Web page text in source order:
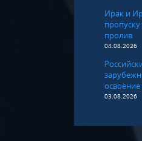
Ирак и
пролив
04.08.2026
03.08.2026